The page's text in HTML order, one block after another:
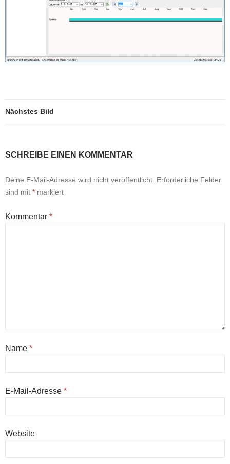
Nächstes Bild
SCHREIBE EINEN KOMMENTAR
Deine E-Mail-Adresse wird nicht veröffentlicht. Erforderliche Felder
sind mit * markiert
Kommentar *
Name *
E-Mail-Adresse *
Website